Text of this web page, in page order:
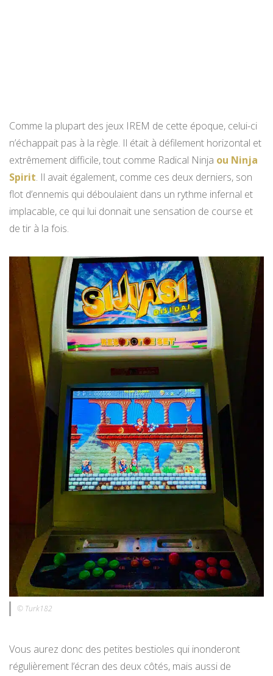
Comme la plupart des jeux IREM de cette époque, celui-ci
n’échappait pas à la règle. Il était à défilement horizontal et
extrêmement difficile, tout comme Radical Ninja ou Ninja
Spirit. Il avait également, comme ces deux derniers, son
flot d’ennemis qui déboulaient dans un rythme infernal et
implacable, ce qui lui donnait une sensation de course et
de tir à la fois.
© Turk182
Vous aurez donc des petites bestioles qui inonderont
régulièrement l’écran des deux côtés, mais aussi de